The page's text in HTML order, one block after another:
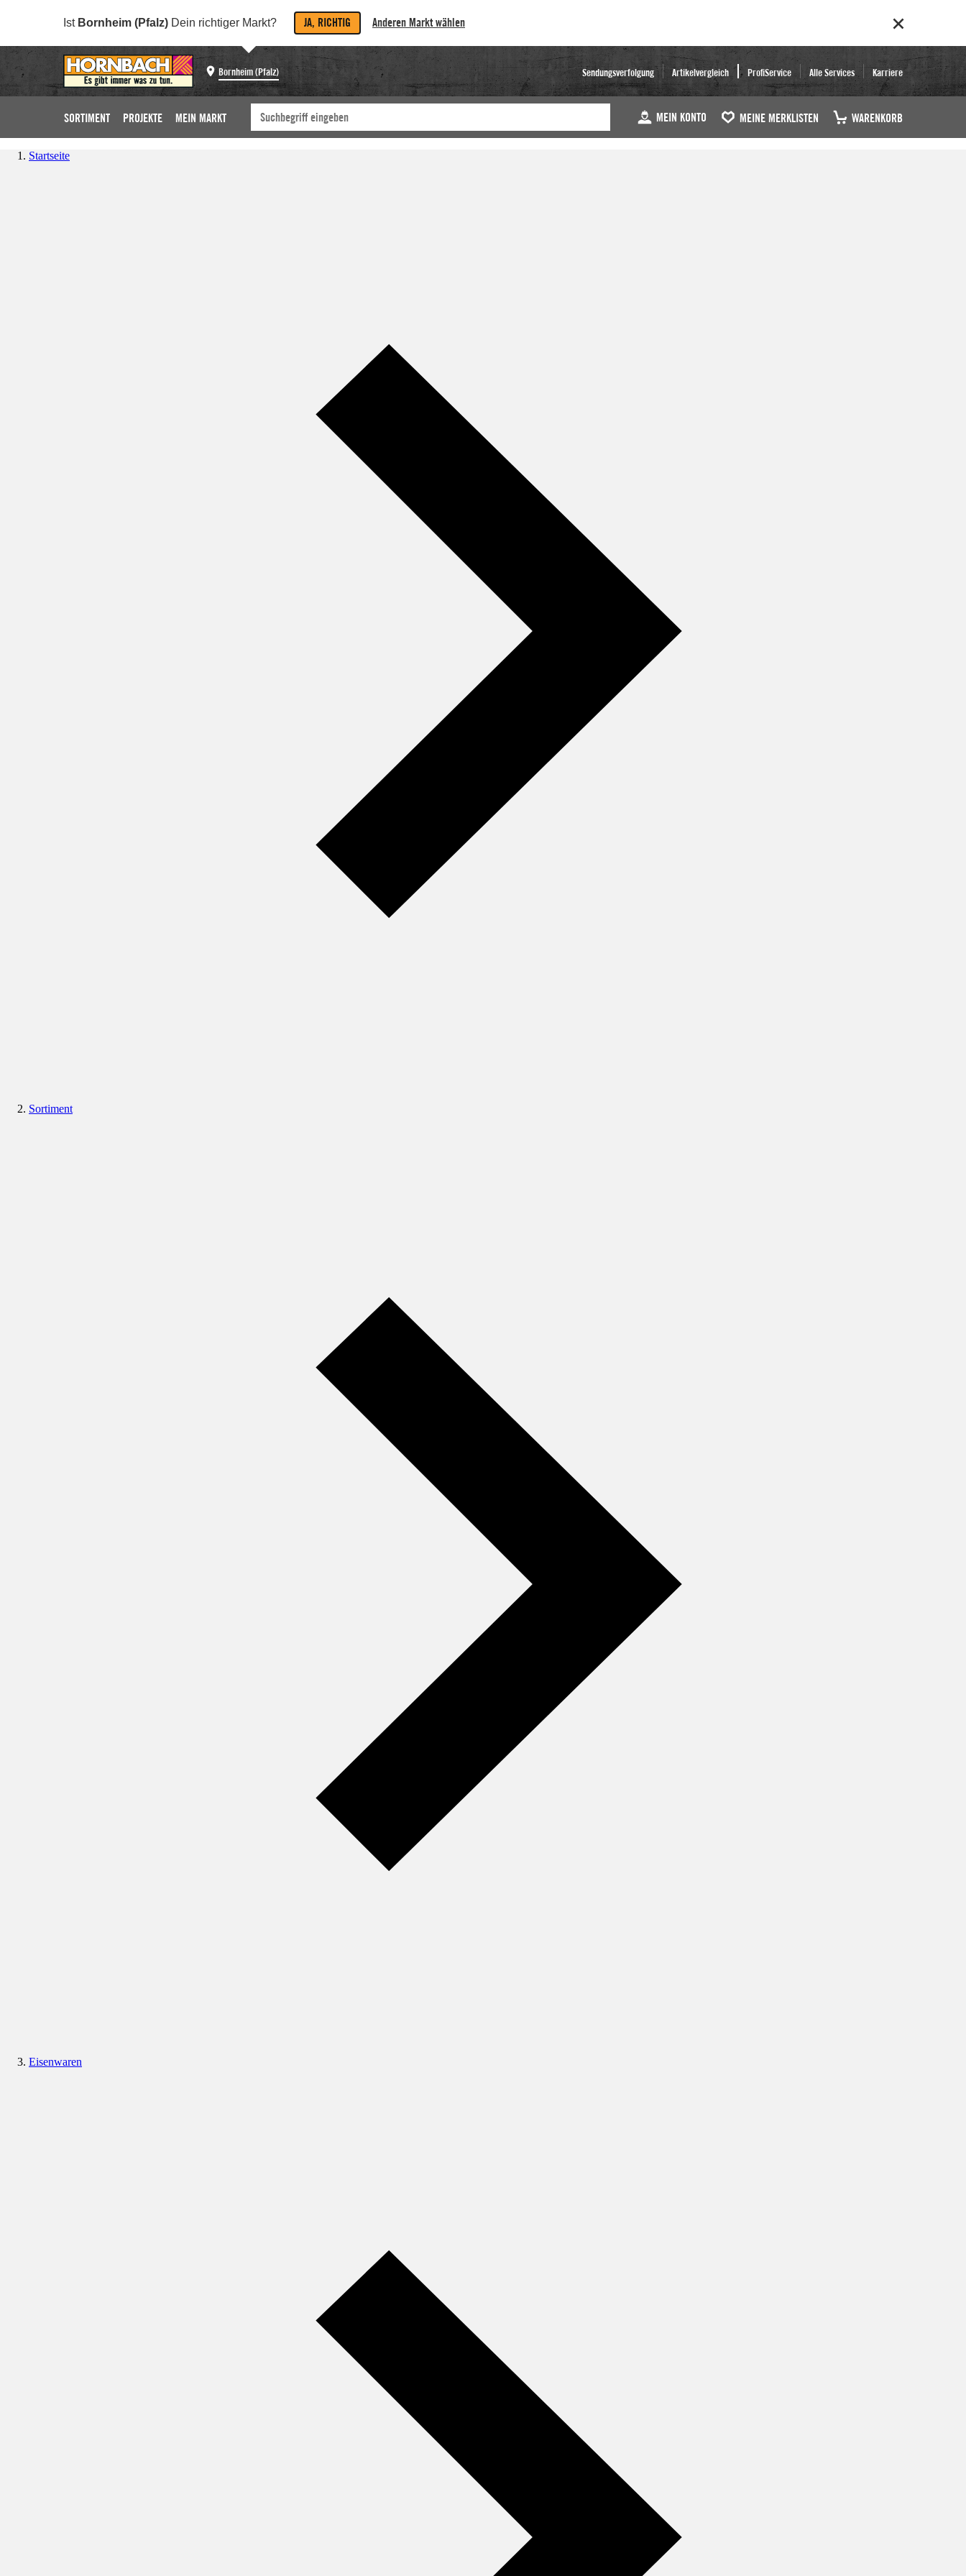
Ist Bornheim (Pfalz) Dein richtiger Markt? JA, RICHTIG Anderen Markt wählen
Bornheim (Pfalz) Sendungsverfolgung Artikelvergleich ProfiService Alle Services Karriere
SORTIMENT PROJEKTE MEIN MARKT MEIN KONTO MEINE MERKLISTEN WARENKORB
Startseite
Sortiment
Eisenwaren